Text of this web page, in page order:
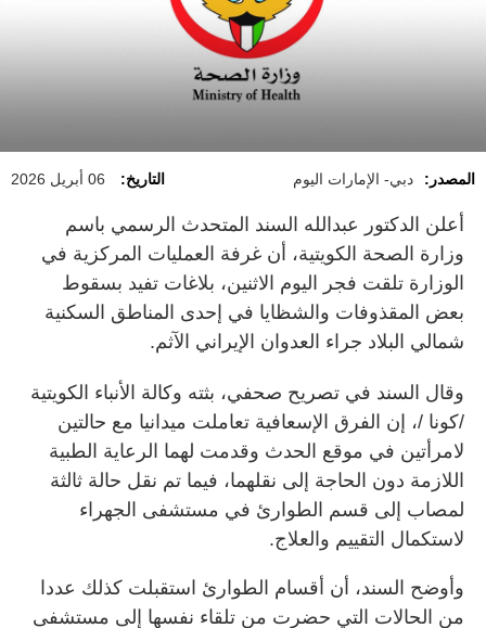
المصدر: دبي- الإمارات اليوم التاريخ: 06 أبريل 2026
أعلن الدكتور عبدالله السند المتحدث الرسمي باسم
وزارة الصحة الكويتية، أن غرفة العمليات المركزية في
الوزارة تلقت فجر اليوم الاثنين، بلاغات تفيد بسقوط
بعض المقذوفات والشظايا في إحدى المناطق السكنية
شمالي البلاد جراء العدوان الإيراني الآثم.
وقال السند في تصريح صحفي، بثته وكالة الأنباء الكويتية
/كونا /، إن الفرق الإسعافية تعاملت ميدانيا مع حالتين
لامرأتين في موقع الحدث وقدمت لهما الرعاية الطبية
اللازمة دون الحاجة إلى نقلهما، فيما تم نقل حالة ثالثة
لمصاب إلى قسم الطوارئ في مستشفى الجهراء
لاستكمال التقييم والعلاج.
وأوضح السند، أن أقسام الطوارئ استقبلت كذلك عددا
من الحالات التي حضرت من تلقاء نفسها إلى مستشفى